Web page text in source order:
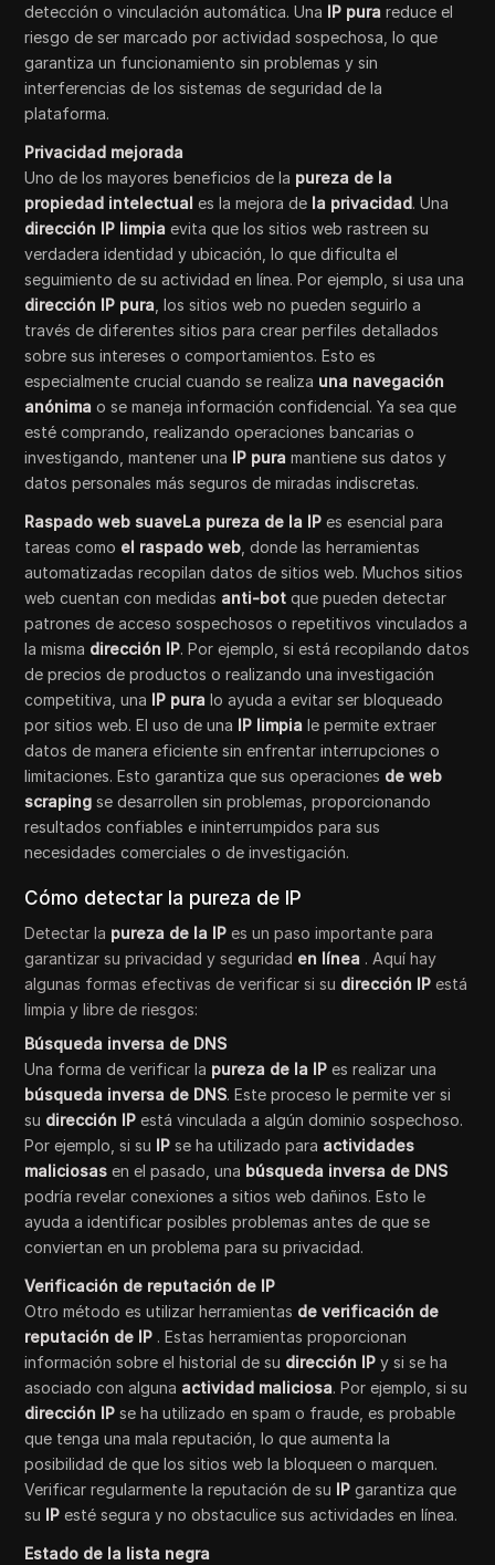
detección o vinculación automática. Una IP pura reduce el
riesgo de ser marcado por actividad sospechosa, lo que
garantiza un funcionamiento sin problemas y sin
interferencias de los sistemas de seguridad de la
plataforma.
Privacidad mejorada
Uno de los mayores beneficios de la pureza de la
propiedad intelectual es la mejora de la privacidad. Una
dirección IP limpia evita que los sitios web rastreen su
verdadera identidad y ubicación, lo que dificulta el
seguimiento de su actividad en línea. Por ejemplo, si usa una
dirección IP pura , los sitios web no pueden seguirlo a
través de diferentes sitios para crear perfiles detallados
sobre sus intereses o comportamientos. Esto es
especialmente crucial cuando se realiza una navegación
anónima o se maneja información confidencial. Ya sea que
esté comprando, realizando operaciones bancarias o
investigando, mantener una IP pura mantiene sus datos y
datos personales más seguros de miradas indiscretas.
Raspado web suaveLa pureza de la IP es esencial para
tareas como el raspado web , donde las herramientas
automatizadas recopilan datos de sitios web. Muchos sitios
web cuentan con medidas anti-bot que pueden detectar
patrones de acceso sospechosos o repetitivos vinculados a
la misma dirección IP. Por ejemplo, si está recopilando datos
de precios de productos o realizando una investigación
competitiva, una IP pura lo ayuda a evitar ser bloqueado
por sitios web. El uso de una IP limpia le permite extraer
datos de manera eficiente sin enfrentar interrupciones o
limitaciones. Esto garantiza que sus operaciones de web
scraping se desarrollen sin problemas, proporcionando
resultados confiables e ininterrumpidos para sus
necesidades comerciales o de investigación.
Cómo detectar la pureza de IP
Detectar la pureza de la IP es un paso importante para
garantizar su privacidad y seguridad en línea . Aquí hay
algunas formas efectivas de verificar si su dirección IP está
limpia y libre de riesgos:
Búsqueda inversa de DNS
Una forma de verificar la pureza de la IP es realizar una
búsqueda inversa de DNS. Este proceso le permite ver si
su dirección IP está vinculada a algún dominio sospechoso.
Por ejemplo, si su IP se ha utilizado para actividades
maliciosas en el pasado, una búsqueda inversa de DNS
podría revelar conexiones a sitios web dañinos. Esto le
ayuda a identificar posibles problemas antes de que se
conviertan en un problema para su privacidad.
Verificación de reputación de IP
Otro método es utilizar herramientas de verificación de
reputación de IP . Estas herramientas proporcionan
información sobre el historial de su dirección IP y si se ha
asociado con alguna actividad maliciosa. Por ejemplo, si su
dirección IP se ha utilizado en spam o fraude, es probable
que tenga una mala reputación, lo que aumenta la
posibilidad de que los sitios web la bloqueen o marquen.
Verificar regularmente la reputación de su IP garantiza que
su IP esté segura y no obstaculice sus actividades en línea.
Estado de la lista negra